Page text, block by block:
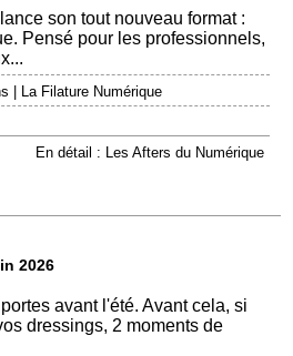
son tout nouveau format :
Pensé pour les professionnels,
La Filature Numérique
En détail : Les Afters du Numérique
2026
avant l'été. Avant cela, si
dressings, 2 moments de